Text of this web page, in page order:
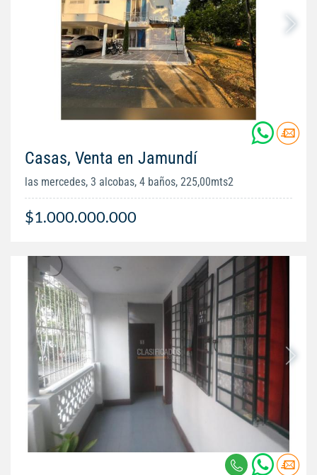
Casas, Venta en Jamundí
las mercedes, 3 alcobas, 4 baños, 225,00mts2
$1.000.000.000